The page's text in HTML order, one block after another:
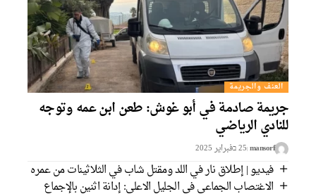
العنف والجريمة
جريمة صادمة في أبو غوش: طعن ابن عمه وتوجه
للنادي الرياضي
mansorf 25 בفبراير 2025
فيديو | إطلاق نار في اللد ومقتل شاب في الثلاثينات من عمره
الاغتصاب الجماعي في الجليل الاعلى: إدانة اثنين بالإجماع